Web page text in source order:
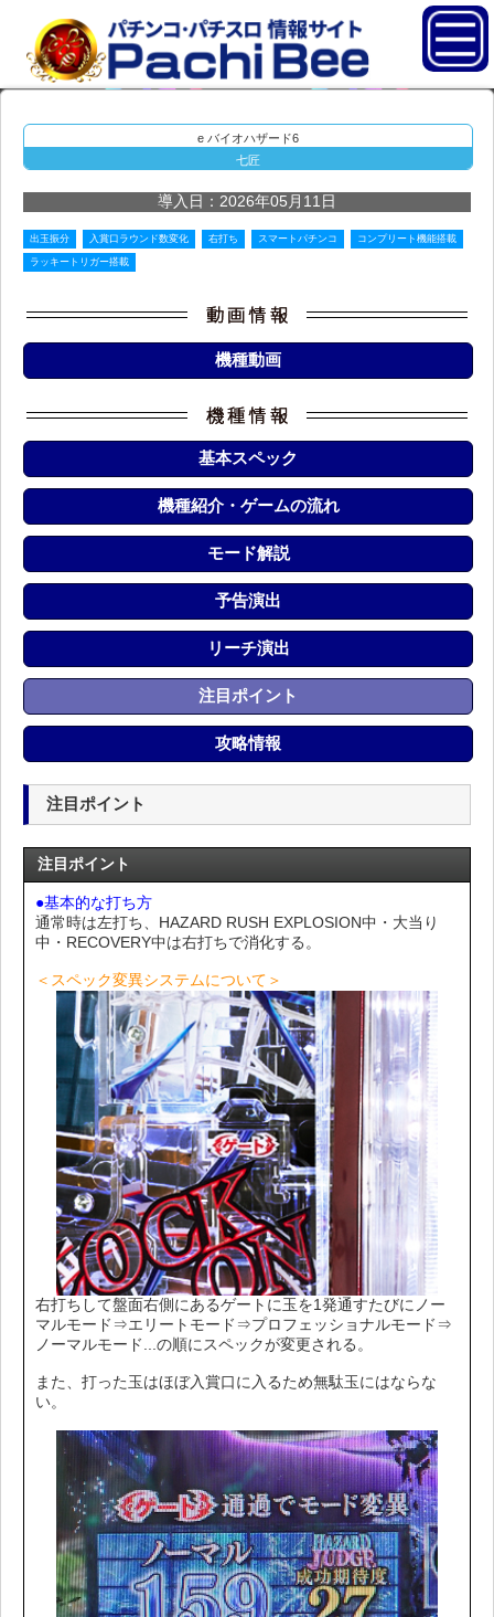
e バイオハザード6
七匠
導入日：2026年05月11日
出玉振分 入賞口ラウンド数変化 右打ち スマートパチンコ コンプリート機能搭載
ラッキートリガー搭載
機種動画
基本スペック
機種紹介・ゲームの流れ
モード解説
予告演出
リーチ演出
注目ポイント
攻略情報
注目ポイント
注目ポイント
●基本的な打ち方
通常時は左打ち、HAZARD RUSH EXPLOSION中・大当り
中・RECOVERY中は右打ちで消化する。
＜スペック変異システムについて＞
右打ちして盤面右側にあるゲートに玉を1発通すたびにノー
マルモード⇒エリートモード⇒プロフェッショナルモード⇒
ノーマルモード...の順にスペックが変更される。
また、打った玉はほぼ入賞口に入るため無駄玉にはならな
い。